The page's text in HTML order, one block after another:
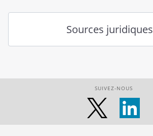
Sources juridiques
SUIVEZ-NOUS